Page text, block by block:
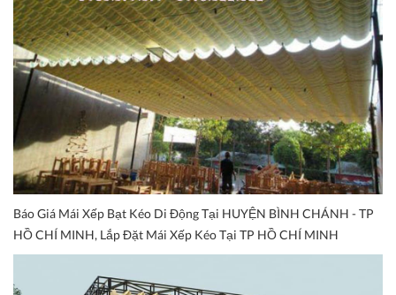
Báo Giá Mái Xếp Bạt Kéo Di Động Tại HUYỆN BÌNH CHÁNH - TP
HỒ CHÍ MINH, Lắp Đặt Mái Xếp Kéo Tại TP HỒ CHÍ MINH